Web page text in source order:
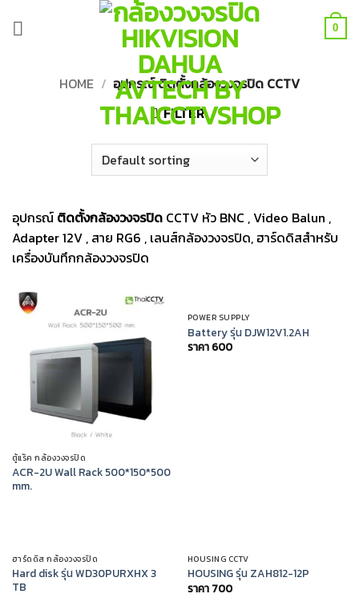
0
HOME / อุปกรณ์ ติดตั้งกล้องวงจรปิด CCTV
FILTER
อุปกรณ์ ติดตั้งกล้องวงจรปิด CCTV หัว BNC , Video Balun ,
Adapter 12V , สาย RG6 , เลนส์กล้องวงจรปิด, ฮาร์ดดิสสำหรับ
เครื่องบันทึกกล้องวงจรปิด
ตู้แร็ค กล้องวงจรปิด
ACR-2U Wall Rack 500*150*500
mm.
OUT OF STOCK
POWER SUPPLY
Battery รุ่น DJW12V1.2AH
ราคา 600
OUT OF STOCK
ฮาร์ดดิส กล้องวงจรปิด
Hard disk รุ่น WD30PURXHX 3
TB
OUT OF STOCK
HOUSING CCTV
HOUSING รุ่น ZAH812-12P
ราคา 700